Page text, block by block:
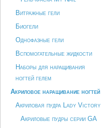
Витражные гели
Биогели
Однофазные гели
Вспомогательные жидкости
Наборы для наращивания
ногтей гелем
Акриловое наращивание ногтей
Акриловая пудра Lady Victory
Акриловые пудры серии GA